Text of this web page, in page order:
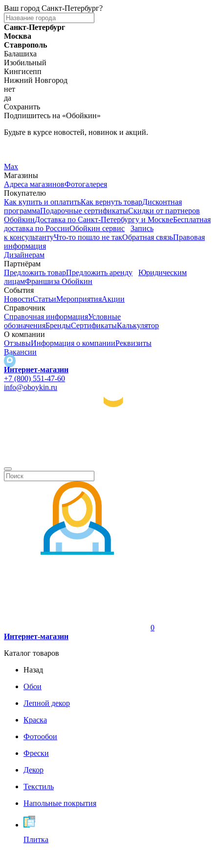
Ваш город Санкт-Петербург?
Санкт-Петербург
Москва
Ставрополь
Балашиха
Изобильный
Кингисепп
Нижний Новгород
нет
да
Сохранить
Подпишитесь на «Обойкин»
Будьте в курсе новостей, новинок и акций.
Max
Магазины
Адреса магазиновФотогалерея
Покупателю
Как купить и оплатитьКак вернуть товарДисконтная
программаПодарочные сертификатыСкидки от партнеров
ОбойкинДоставка по Санкт-Петербургу и МосквеБесплатная
доставка по РоссииОбойкин сервис
Запись
к консультантуЧто-то пошло не такОбратная связьПравовая
информация
Дизайнерам
Партнёрам
Предложить товарПредложить аренду
Юридическим
лицамФраншиза Обойкин
События
НовостиСтатьиМероприятияАкции
Справочник
Справочная информацияУсловные
обозначенияБрендыСертификатыКалькулятор
О компании
ОтзывыИнформация о компанииРеквизиты
Вакансии
Интернет-магазин
+7 (800) 551-47-60
info@oboykin.ru
0
Интернет-магазин
Каталог товаров
Назад
Обои
Лепной декор
Краска
Фотообои
Фрески
Декор
Текстиль
Напольные покрытия
Плитка